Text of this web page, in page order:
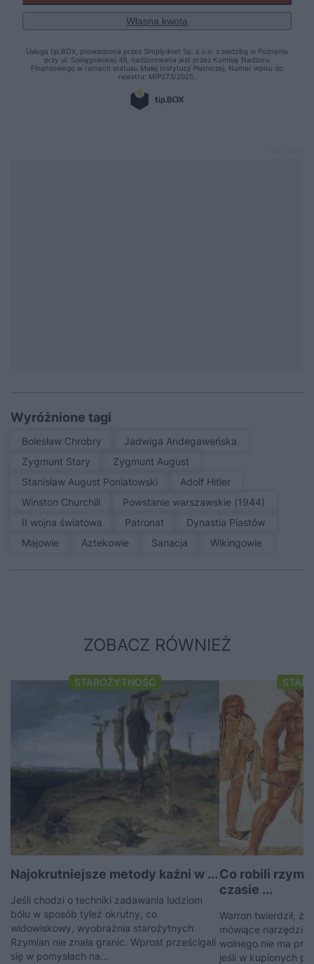
Wyróżnione tagi
Bolesław Chrobry
Jadwiga Andegaweńska
Zygmunt Stary
Zygmunt August
Stanisław August Poniatowski
Adolf Hitler
Winston Churchill
Powstanie warszawskie (1944)
II wojna światowa
patronat
Dynastia Piastów
Majowie
Aztekowie sanacja Wikingowie
ZOBACZ RÓWNIEŻ
STAROŻYTNOŚĆ
Najokrutniejsze metody kaźni w ...
Jeśli chodzi o techniki zadawania ludziom
bólu w sposób tyleż okrutny, co
widowiskowy, wyobraźnia starożytnych
Rzymian nie znała granic. Wprost prześcigali
się w pomysłach na...
Co robili
czasie ...
Warron twierdził,
mówiące narzędzie
wolnego nie ma
jeśli w kupionych